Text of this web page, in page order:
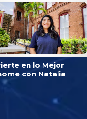
en lo Mejor
con Natalia